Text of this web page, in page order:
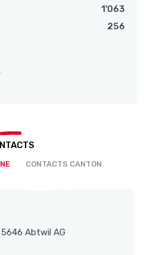
1'063
256
CONTACTS CANTON
Abtwil AG